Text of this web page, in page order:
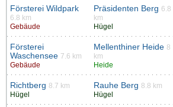
Försterei Wildpark
6.8 km
Gebäude
Präsidenten Berg 6.8
km
Hügel
Försterei
Waschensee 7.6 km
Gebäude
Mellenthiner Heide 8
km
Heide
Richtberg 8.7 km
Hügel
Rauhe Berg 8.8 km
Hügel